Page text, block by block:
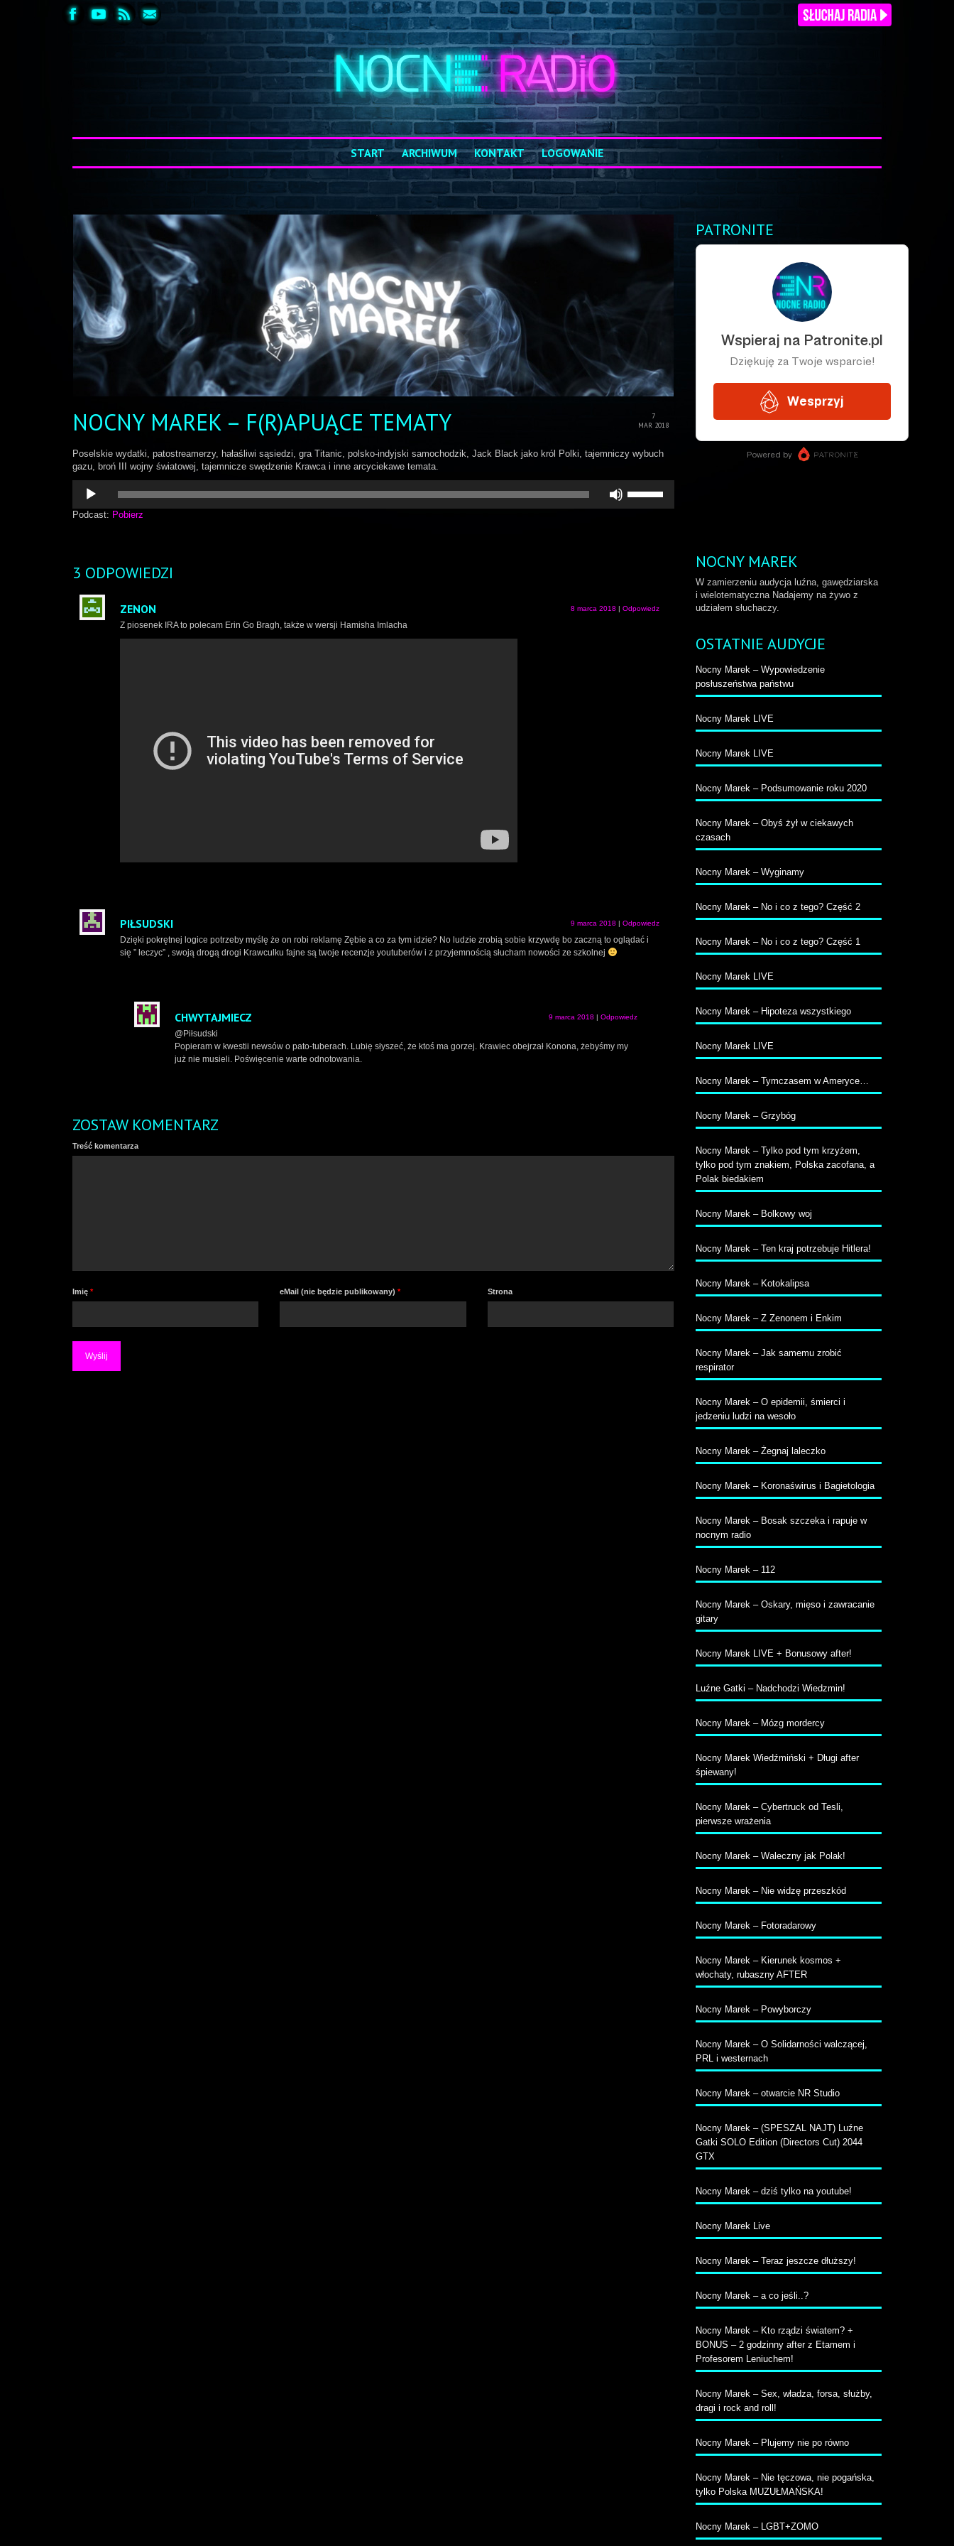
START ARCHIWUM KONTAKT LOGOWANIE
7
MAR 2018
NOCNY MAREK – F(R)APUĄCE TEMATY
Poselskie wydatki, patostreamerzy, hałaśliwi sąsiedzi, gra Titanic, polsko-indyjski samochodzik, Jack Black jako król Polki, tajemniczy wybuch
gazu, broń III wojny światowej, tajemnicze swędzenie Krawca i inne arcyciekawe temata.
Odtwarzacz
plików
dźwiękowych
strzałek
do
Podcast: Pobierz
3 ODPOWIEDZI
ZENON 8 marca 2018 | Odpowiedz
Z piosenek IRA to polecam Erin Go Bragh, także w wersji Hamisha Imlacha
PIŁSUDSKI 9 marca 2018 | Odpowiedz
Dzięki pokrętnej logice potrzeby myślę że on robi reklamę Zębie a co za tym idzie? No ludzie zrobią sobie krzywdę bo zaczną to oglądać i
się ” leczyc” , swoją drogą drogi Krawculku fajne są twoje recenzje youtuberów i z przyjemnością słucham nowości ze szkolnej
CHWYTAJMIECZ 9 marca 2018 | Odpowiedz
@Piłsudski
Popieram w kwestii newsów o pato-tuberach. Lubię słyszeć, że ktoś ma gorzej. Krawiec obejrzał Konona, żebyśmy my
już nie musieli. Poświęcenie warte odnotowania.
ZOSTAW KOMENTARZ
Treść komentarza
Imię * eMail (nie będzie publikowany)* Strona
PATRONITE
NOCNY MAREK
W zamierzeniu audycja luźna, gawędziarska
i wielotematyczna Nadajemy na żywo z
udziałem słuchaczy.
OSTATNIE AUDYCJE
Nocny Marek – Wypowiedzenie
posłuszeństwa państwu
Nocny Marek LIVE
Nocny Marek LIVE
Nocny Marek – Podsumowanie roku 2020
Nocny Marek – Obyś żył w ciekawych
czasach
Nocny Marek – Wyginamy
Nocny Marek – No i co z tego? Część 2
Nocny Marek – No i co z tego? Część 1
Nocny Marek LIVE
Nocny Marek – Hipoteza wszystkiego
Nocny Marek LIVE
Nocny Marek – Tymczasem w Ameryce…
Nocny Marek – Grzybóg
Nocny Marek – Tylko pod tym krzyżem,
tylko pod tym znakiem, Polska zacofana, a
Polak biedakiem
Nocny Marek – Bolkowy woj
Nocny Marek – Ten kraj potrzebuje Hitlera!
Nocny Marek – Kotokalipsa
Nocny Marek – Z Zenonem i Enkim
Nocny Marek – Jak samemu zrobić
respirator
Nocny Marek – O epidemii, śmierci i
jedzeniu ludzi na wesoło
Nocny Marek – Żegnaj laleczko
Nocny Marek – Koronaświrus i Bagietologia
Nocny Marek – Bosak szczeka i rapuje w
nocnym radio
Nocny Marek – 112
Nocny Marek – Oskary, mięso i zawracanie
gitary
Nocny Marek LIVE + Bonusowy after!
Luźne Gatki – Nadchodzi Wiedzmin!
Nocny Marek – Mózg mordercy
Nocny Marek Wiedźmiński + Długi after
śpiewany!
Nocny Marek – Cybertruck od Tesli,
pierwsze wrażenia
Nocny Marek – Waleczny jak Polak!
Nocny Marek – Nie widzę przeszkód
Nocny Marek – Fotoradarowy
Nocny Marek – Kierunek kosmos +
włochaty, rubaszny AFTER
Nocny Marek – Powyborczy
Nocny Marek – O Solidarności walczącej,
PRL i westernach
Nocny Marek – otwarcie NR Studio
Nocny Marek – (SPESZAL NAJT) Luźne
Gatki SOLO Edition (Directors Cut) 2044
GTX
Nocny Marek – dziś tylko na youtube!
Nocny Marek Live
Nocny Marek – Teraz jeszcze dłuższy!
Nocny Marek – a co jeśli..?
Nocny Marek – Kto rządzi światem? +
BONUS – 2 godzinny after z Etamem i
Profesorem Leniuchem!
Nocny Marek – Sex, władza, forsa, służby,
dragi i rock and roll!
Nocny Marek – Plujemy nie po równo
Nocny Marek – Nie tęczowa, nie pogańska,
tylko Polska MUZUŁMAŃSKA!
Nocny Marek – LGBT+ZOMO